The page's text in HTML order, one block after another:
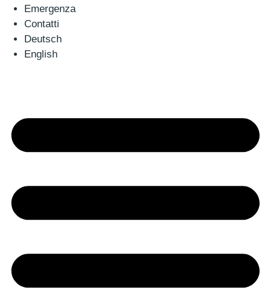
Emergenza
Contatti
Deutsch
English